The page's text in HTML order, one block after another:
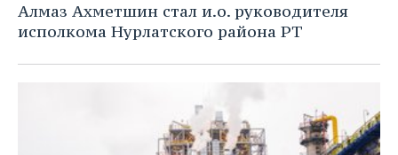
Алмаз Ахметшин стал и.о. руководителя
исполкома Нурлатского района РТ